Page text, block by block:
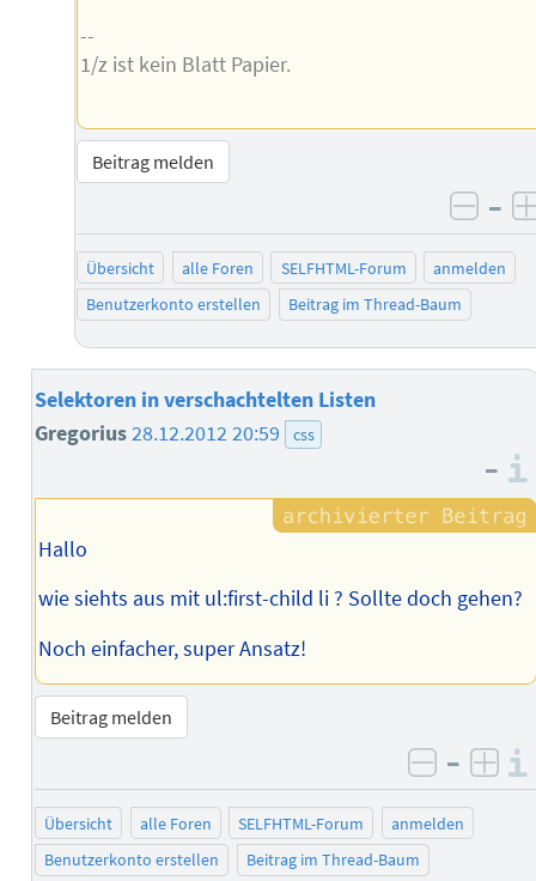
--
1/z ist kein Blatt Papier.
Beitrag melden
–
Übersicht alle Foren SELFHTML-Forum
anmelden
Benutzerkonto erstellen
Beitrag im Thread-Baum
Selektoren in verschachtelten Listen
Gregorius28.12.2012 20:59 css
–
Hallo
wie siehts aus mit ul:first-child li ? Sollte doch gehen?
Noch einfacher, super Ansatz!
Beitrag melden
negativ
–
Übersicht alle Foren SELFHTML-Forum
anmelden
Benutzerkonto erstellen
Beitrag im Thread-Baum